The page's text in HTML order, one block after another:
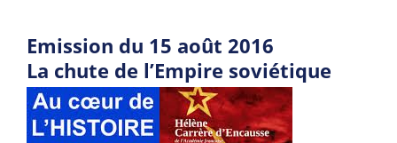
Emission du 15 août 2016
La chute de l’Empire soviétique